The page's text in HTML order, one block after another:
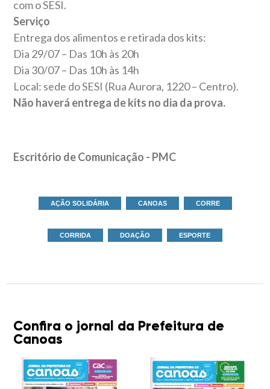
com o SESI.
Serviço
Entrega dos alimentos e retirada dos kits:
Dia 29/07 – Das 10h às 20h
Dia 30/07 – Das 10h às 14h
Local: sede do SESI (Rua Aurora, 1220 – Centro).
Não haverá entrega de kits no dia da prova.
Escritório de Comunicação - PMC
AÇÃO SOLIDÁRIA CANOAS CORRE
CORRIDA DOAÇÃO ESPORTE
Confira o jornal da Prefeitura de
Canoas